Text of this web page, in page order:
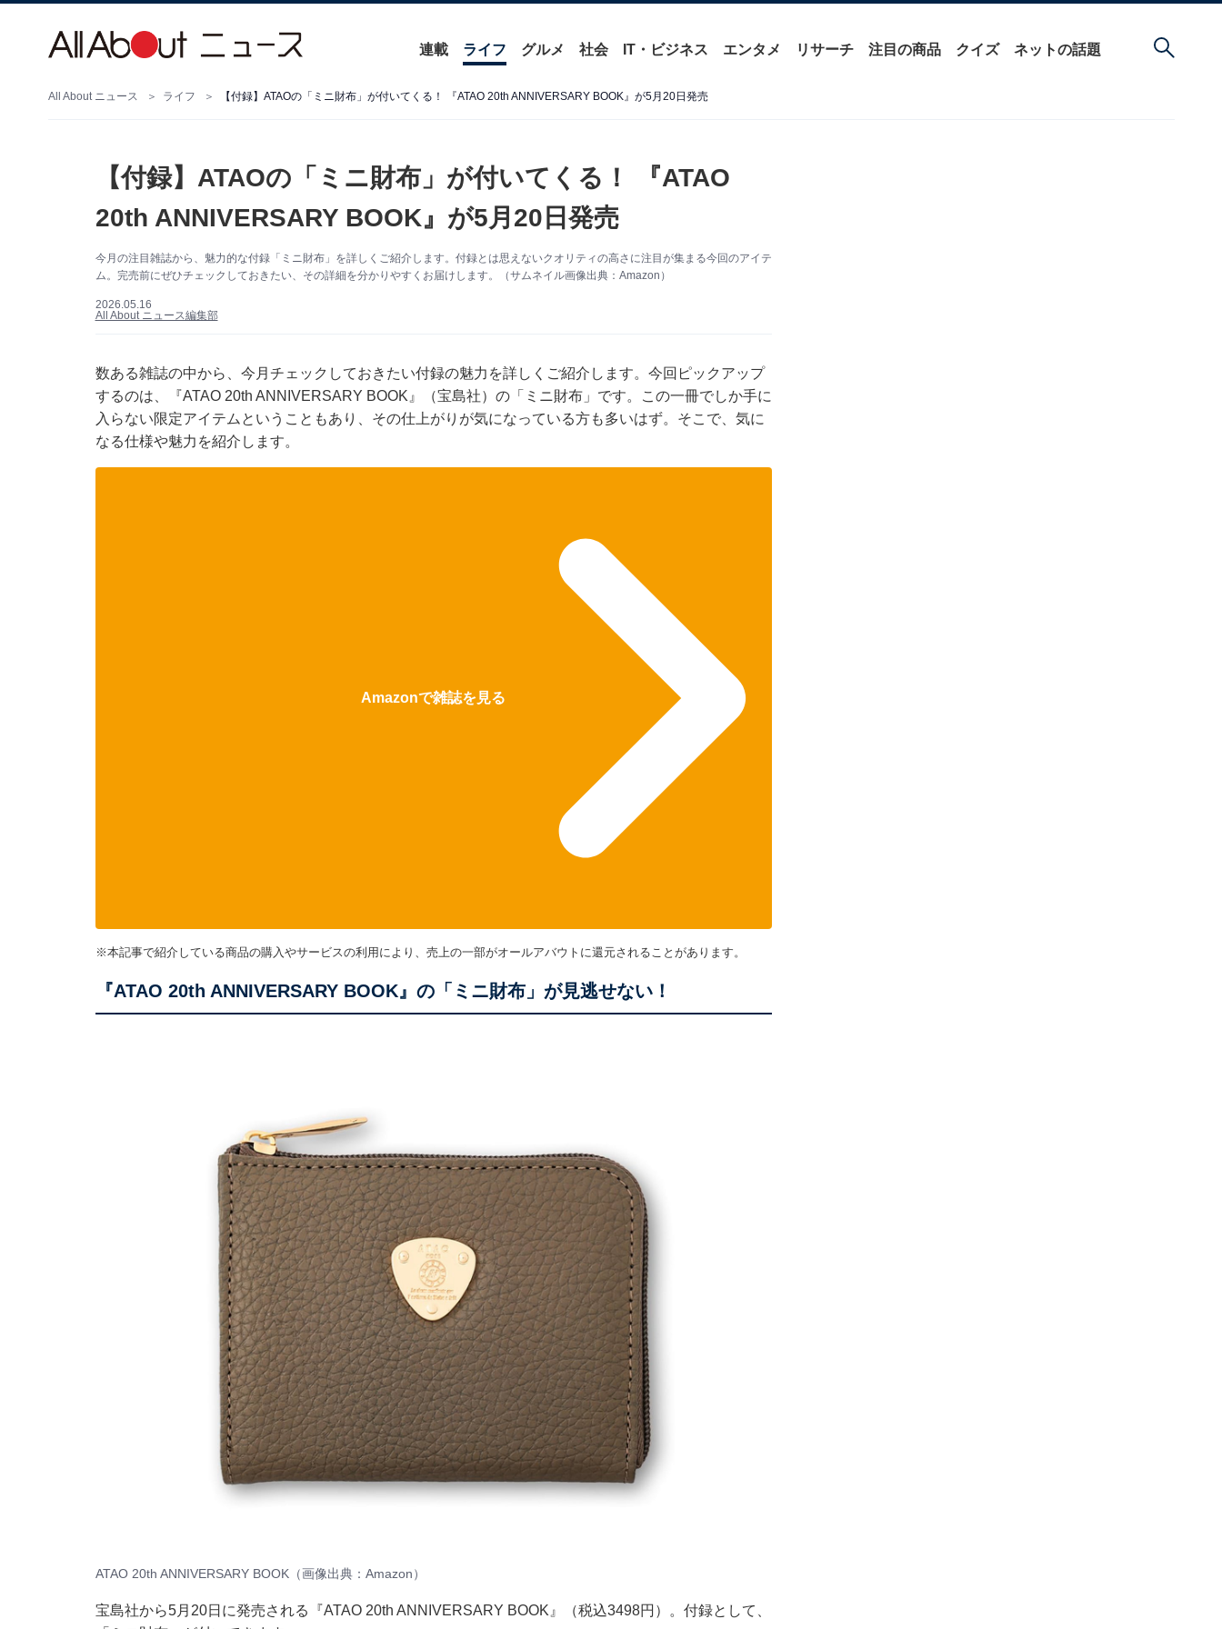
連載 ライフ グルメ 社会 IT・ビジネス エンタメ リサーチ 注目の商品 クイズ ネットの話題
All About ニュース ライフ 【付録】ATAOの「ミニ財布」が付いてくる！ 『ATAO 20th ANNIVERSARY BOOK』が5月20日発売
【付録】ATAOの「ミニ財布」が付いてくる！ 『ATAO
20th ANNIVERSARY BOOK』が5月20日発売
今月の注目雑誌から、魅力的な付録「ミニ財布」を詳しくご紹介します。付録とは思えないクオリティの高さに注目が集まる今回のアイテ
ム。完売前にぜひチェックしておきたい、その詳細を分かりやすくお届けします。（サムネイル画像出典：Amazon）
2026.05.16
All About ニュース編集部
数ある雑誌の中から、今月チェックしておきたい付録の魅力を詳しくご紹介します。今回ピックアップ
するのは、『ATAO 20th ANNIVERSARY BOOK』（宝島社）の「ミニ財布」です。この一冊でしか手に
入らない限定アイテムということもあり、その仕上がりが気になっている方も多いはず。そこで、気に
なる仕様や魅力を紹介します。
Amazonで雑誌を見る
※本記事で紹介している商品の購入やサービスの利用により、売上の一部がオールアバウトに還元されることがあります。
『ATAO 20th ANNIVERSARY BOOK』の「ミニ財布」が見逃せない！
ATAO 20th ANNIVERSARY BOOK（画像出典：Amazon）
宝島社から5月20日に発売される『ATAO 20th ANNIVERSARY BOOK』（税込3498円）。付録として、